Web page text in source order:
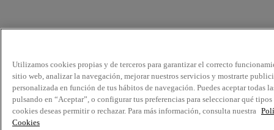
Utilizamos cookies propias y de terceros para garantizar el correcto
sitio web, analizar la navegación, mejorar nuestros servicios y mostrarte
personalizada en función de tus hábitos de navegación. Puedes aceptar todas
pulsando en “Aceptar”, o configurar tus preferencias para seleccionar qué tipos
cookies deseas permitir o rechazar. Para más información, consulta nuestra
Cookies